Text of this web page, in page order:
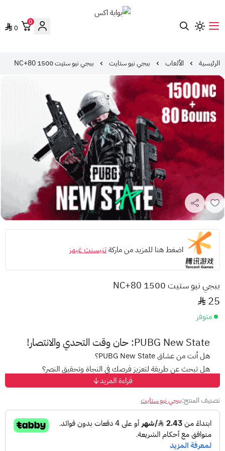
0
0
الرئيسية الألعاب ببجي نيو ستايت ببجي نيو ستيت 1500 NC+80
اضغط هنا للمزيد من ماركةتنيسنت غيمز
ببجي نيو ستيت 1500 NC+80
25
متوفر
PUBG New State: حان وقت التحدي والانتصار!
هل أنت من عشاق PUBG New State؟
هل تبحث عن طريقة لتعزيز فرصك في النجاة وتحقيق النصر؟
الأمثل لك!
مع بطاقات شحن PUBG New State، ستتمكن من:
شحن حسابك وامتلاك كل ما تحتاجه من:أسلحة فتاكة لتُصبح
أقوى لاعب في ساحة المعركة.
قراءة المزيد
تصنيف المنتج:ببجي نيو ستايت